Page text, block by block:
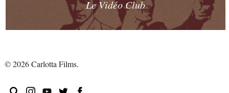
Le Vidéo Club
© 2026 Carlotta Films.